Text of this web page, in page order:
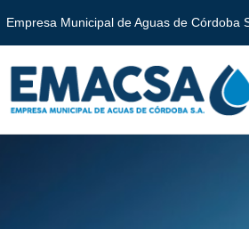
Empresa Municipal de Aguas de Córdoba